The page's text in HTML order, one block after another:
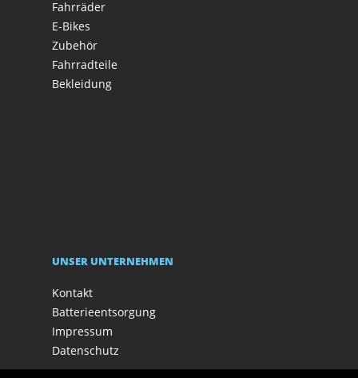
Fahrräder
E-Bikes
Zubehör
Fahrradteile
Bekleidung
UNSER UNTERNEHMEN
Kontakt
Batterieentsorgung
Impressum
Datenschutz